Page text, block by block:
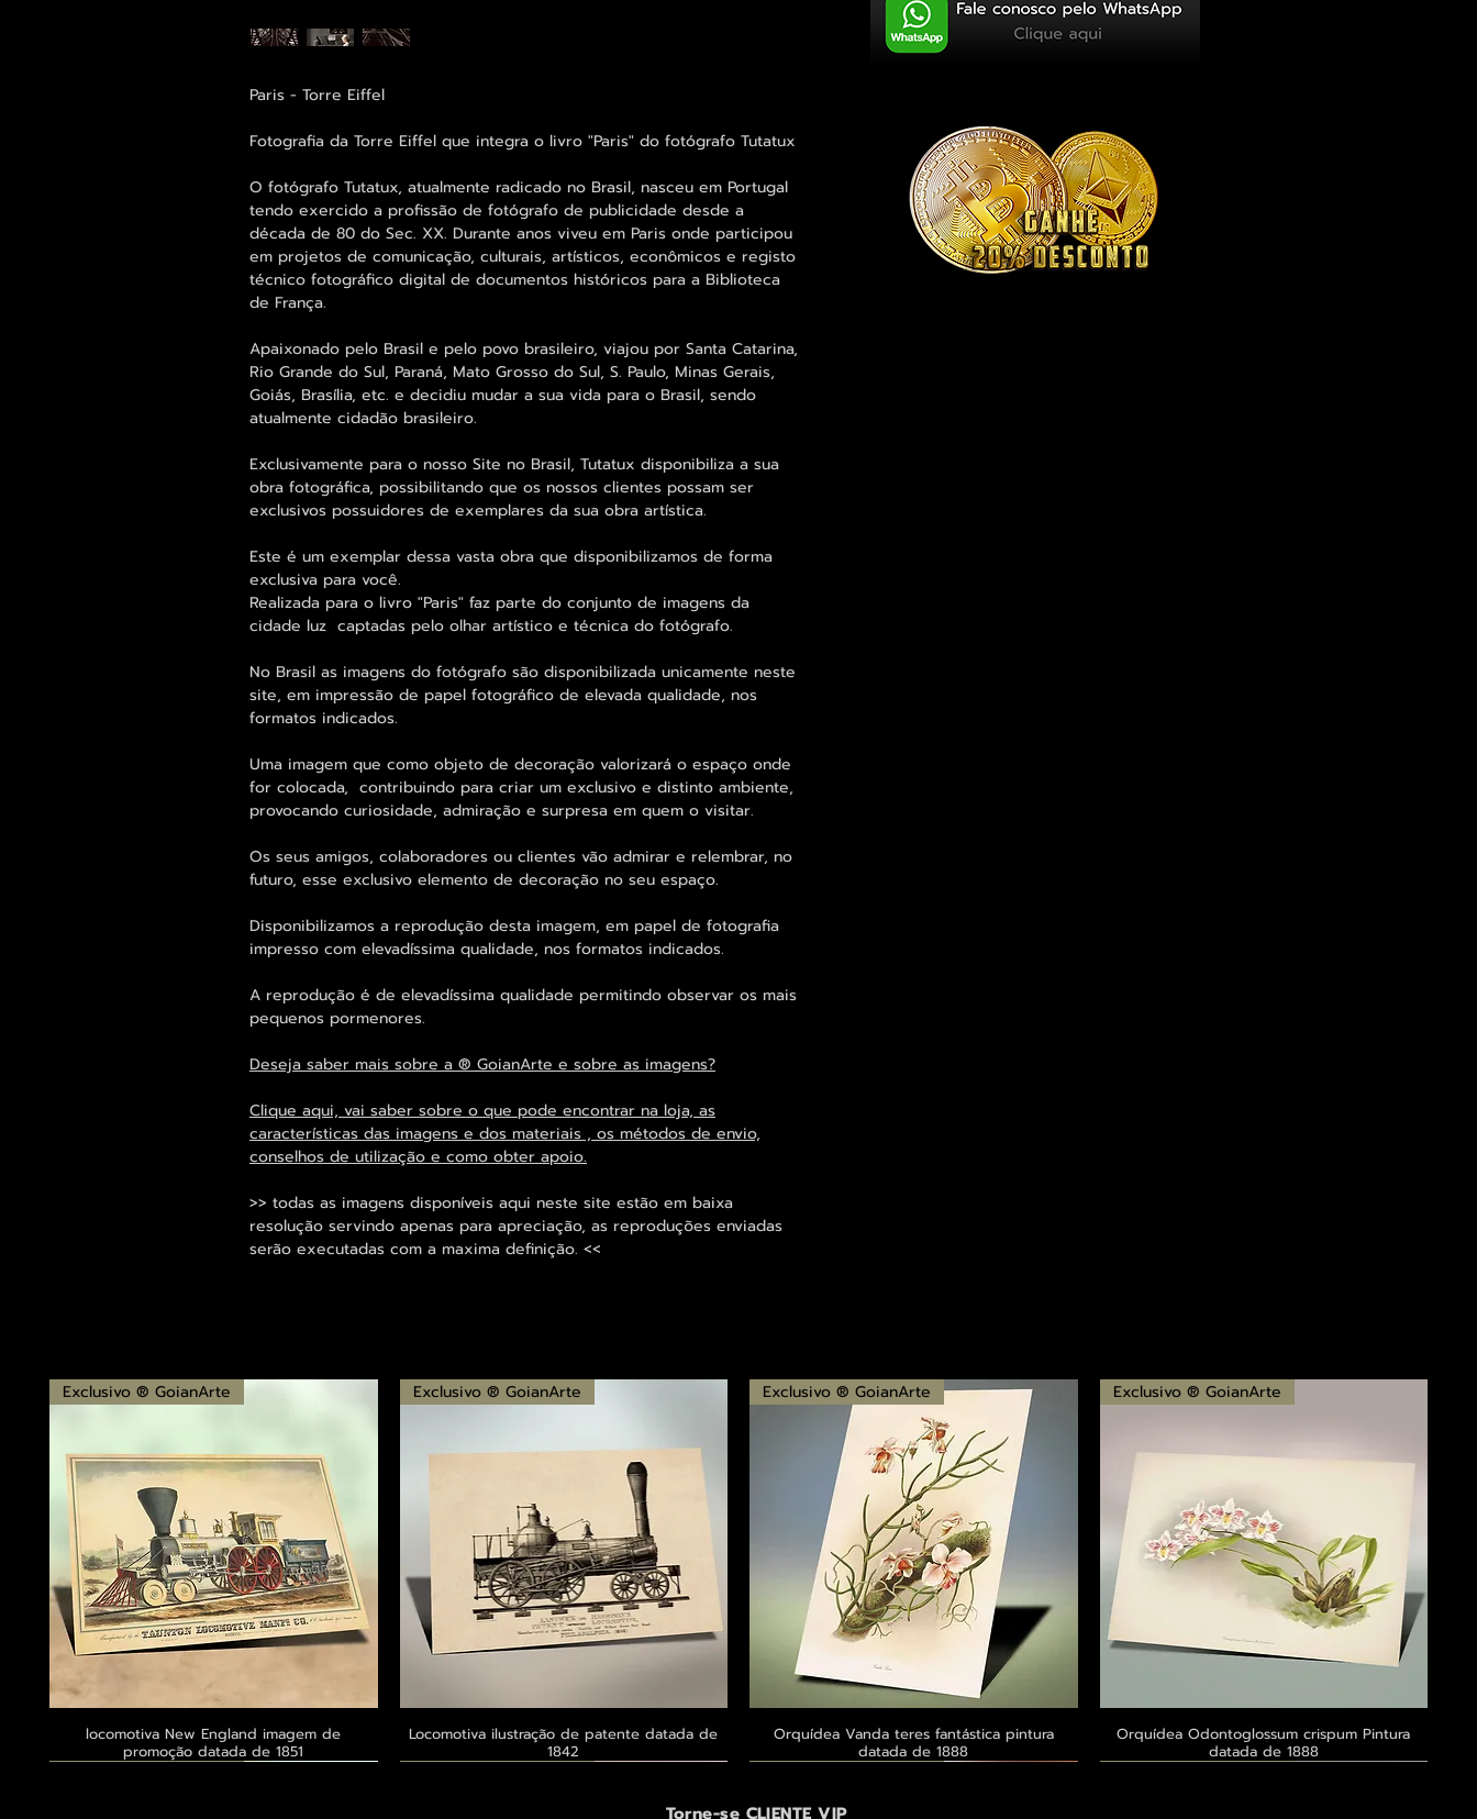
Paris - Torre Eiffel
Fotografia da Torre Eiffel que integra o livro "Paris" do fotógrafo Tutatux
O fotógrafo Tutatux, atualmente radicado no Brasil, nasceu em Portugal
tendo exercido a profissão de fotógrafo de publicidade desde a
década de 80 do Sec. XX. Durante anos viveu em Paris onde participou
em projetos de comunicação, culturais, artísticos, econômicos e registo
técnico fotográfico digital de documentos históricos para a Biblioteca
de França.
Apaixonado pelo Brasil e pelo povo brasileiro, viajou por Santa Catarina,
Rio Grande do Sul, Paraná, Mato Grosso do Sul, S. Paulo, Minas Gerais,
Goiás, Brasília, etc. e decidiu mudar a sua vida para o Brasil, sendo
atualmente cidadão brasileiro.
Exclusivamente para o nosso Site no Brasil, Tutatux disponibiliza a sua
obra fotográfica, possibilitando que os nossos clientes possam ser
exclusivos possuidores de exemplares da sua obra artística.
Este é um exemplar dessa vasta obra que disponibilizamos de forma
exclusiva para você.
Realizada para o livro "Paris" faz parte do conjunto de imagens da
cidade luz captadas pelo olhar artístico e técnica do fotógrafo.
No Brasil as imagens do fotógrafo são disponibilizada unicamente neste
site, em impressão de papel fotográfico de elevada qualidade, nos
formatos indicados.
Uma imagem que como objeto de decoração valorizará o espaço onde
for colocada, contribuindo para criar um exclusivo e distinto ambiente,
provocando curiosidade, admiração e surpresa em quem o visitar.
Os seus amigos, colaboradores ou clientes vão admirar e relembrar, no
futuro, esse exclusivo elemento de decoração no seu espaço.
Disponibilizamos a reprodução desta imagem, em papel de fotografia
impresso com elevadíssima qualidade, nos formatos indicados.
A reprodução é de elevadíssima qualidade permitindo observar os mais
pequenos pormenores.
Deseja saber mais sobre a ® GoianArte e sobre as imagens?
Clique aqui, vai saber sobre o que pode encontrar na loja, as
características das imagens e dos materiais , os métodos de envio,
conselhos de utilização e como obter apoio.
>> todas as imagens disponíveis aqui neste site estão em baixa
resolução servindo apenas para apreciação, as reproduções enviadas
serão executadas com a maxima definição. <<
Visualização rápida
Exclusivo ® GoianArte
locomotiva New England imagem de
promoção datada de 1851
Visualização rápida
Exclusivo ® GoianArte
Locomotiva ilustração de patente datada de
1842
Visualização rápida
Exclusivo ® GoianArte
Orquídea Vanda teres fantástica pintura
datada de 1888
Visualização rápida
Exclusivo ® GoianArte
Orquídea Odontoglossum crispum Pintura
datada de 1888
Torne-se CLIENTE VIP